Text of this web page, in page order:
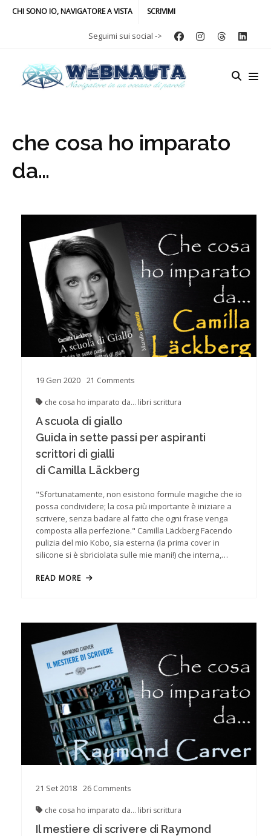
CHI SONO IO, NAVIGATORE A VISTA SCRIVIMI
Seguimi sui social ->
che cosa ho imparato
da…
19 Gen 2020 21 Comments
che cosa ho imparato da... libri scrittura
A scuola di giallo
Guida in sette passi per aspiranti
scrittori di gialli
di Camilla Läckberg
"Sfortunatamente, non esistono formule magiche che io
possa condividere; la cosa più importante è iniziare a
scrivere, senza badare al fatto che ogni frase venga
composta alla perfezione." Camilla Läckberg Facendo
pulizia del mio Kobo, sia esterna (la prima cover in
silicone si è sbriciolata sulle mie mani!) che interna,…
READ MORE
21 Set2018 26 Comments
che cosa ho imparato da... libri scrittura
Il mestiere di scrivere di Raymond